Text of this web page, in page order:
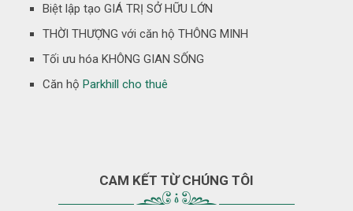
Biệt lập tạo GIÁ TRỊ SỞ HỮU LỚN
THỜI THƯỢNG với căn hộ THÔNG MINH
Tối ưu hóa KHÔNG GIAN SỐNG
Căn hộParkhill cho thuê
CAM KẾT TỪ CHÚNG TÔI